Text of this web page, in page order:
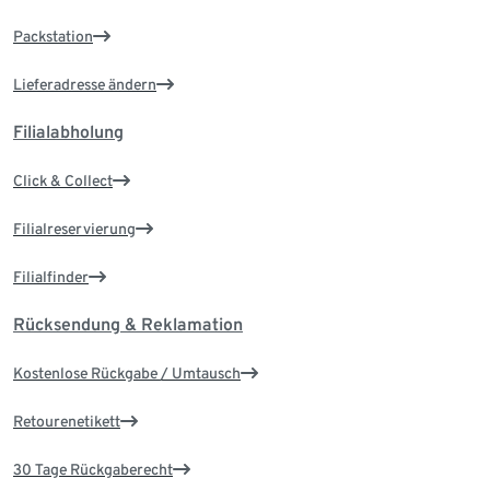
Packstation
Lieferadresse ändern
Filialabholung
Click & Collect
Filialreservierung
Filialfinder
Rücksendung & Reklamation
Kostenlose Rückgabe / Umtausch
Retourenetikett
30 Tage Rückgaberecht